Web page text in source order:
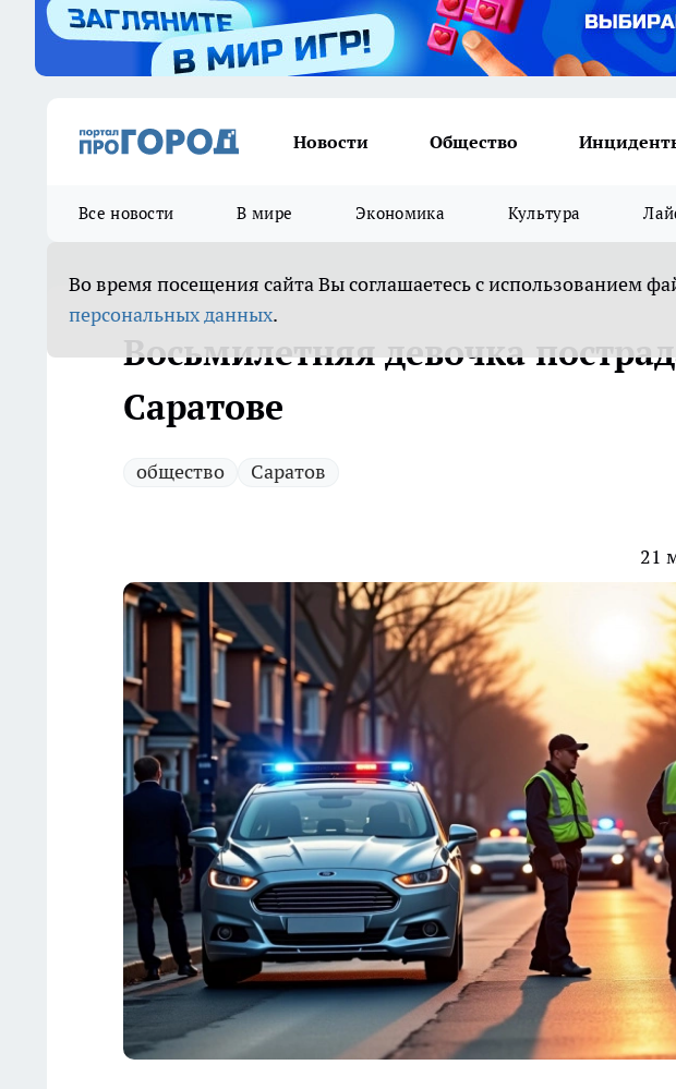
Новости Общество
Все новости В мире Экономика Культура
Во время посещения сайта Вы соглашаетесь с использованием
персональных данных.
Восьмилетняя девочка
Саратове
общество Саратов
21